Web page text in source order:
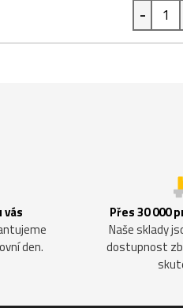
-
vás
den.
Přes 30 000
Naše sklady
dostupnost